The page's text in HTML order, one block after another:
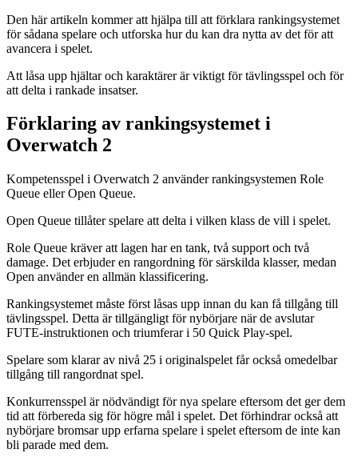
Den här artikeln kommer att hjälpa till att förklara rankingsystemet
för sådana spelare och utforska hur du kan dra nytta av det för att
avancera i spelet.
Att låsa upp hjältar och karaktärer är viktigt för tävlingsspel och för
att delta i rankade insatser.
Förklaring av rankingsystemet i
Overwatch 2
Kompetensspel i Overwatch 2 använder rankingsystemen Role
Queue eller Open Queue.
Open Queue tillåter spelare att delta i vilken klass de vill i spelet.
Role Queue kräver att lagen har en tank, två support och två
damage. Det erbjuder en rangordning för särskilda klasser, medan
Open använder en allmän klassificering.
Rankingsystemet måste först låsas upp innan du kan få tillgång till
tävlingsspel. Detta är tillgängligt för nybörjare när de avslutar
FUTE-instruktionen och triumferar i 50 Quick Play-spel.
Spelare som klarar av nivå 25 i originalspelet får också omedelbar
tillgång till rangordnat spel.
Konkurrensspel är nödvändigt för nya spelare eftersom det ger dem
tid att förbereda sig för högre mål i spelet. Det förhindrar också att
nybörjare bromsar upp erfarna spelare i spelet eftersom de inte kan
bli parade med dem.